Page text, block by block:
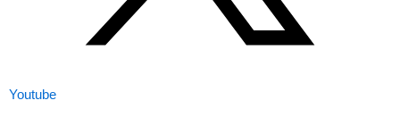
Youtube